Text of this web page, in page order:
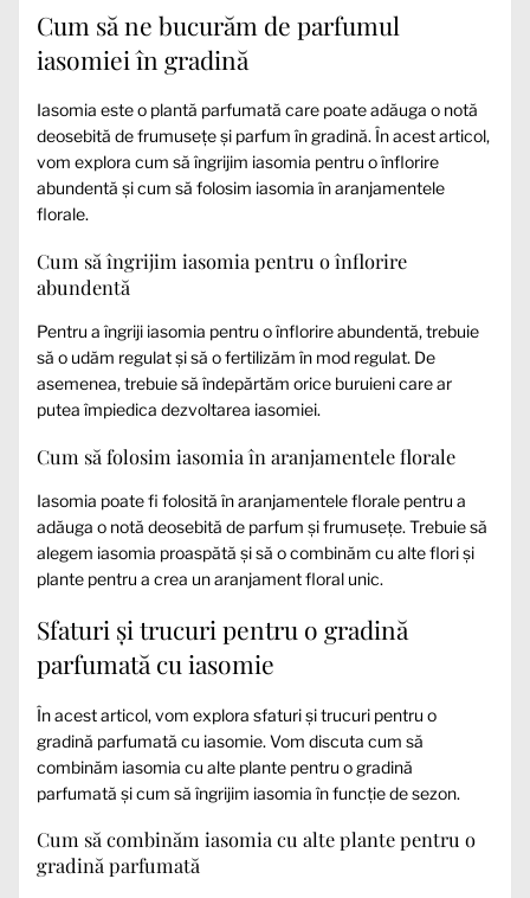
Cum să ne bucurăm de parfumul
iasomiei în gradină
Iasomia este o plantă parfumată care poate adăuga o notă
deosebită de frumusețe și parfum în gradină. În acest articol,
vom explora cum să îngrijim iasomia pentru o înflorire
abundentă și cum să folosim iasomia în aranjamentele
florale.
Cum să îngrijim iasomia pentru o înflorire
abundentă
Pentru a îngriji iasomia pentru o înflorire abundentă, trebuie
să o udăm regulat și să o fertilizăm în mod regulat. De
asemenea, trebuie să îndepărtăm orice buruieni care ar
putea împiedica dezvoltarea iasomiei.
Cum să folosim iasomia în aranjamentele florale
Iasomia poate fi folosită în aranjamentele florale pentru a
adăuga o notă deosebită de parfum și frumusețe. Trebuie să
alegem iasomia proaspătă și să o combinăm cu alte flori și
plante pentru a crea un aranjament floral unic.
Sfaturi și trucuri pentru o gradină
parfumată cu iasomie
În acest articol, vom explora sfaturi și trucuri pentru o
gradină parfumată cu iasomie. Vom discuta cum să
combinăm iasomia cu alte plante pentru o gradină
parfumată și cum să îngrijim iasomia în funcție de sezon.
Cum să combinăm iasomia cu alte plante pentru o
gradină parfumată